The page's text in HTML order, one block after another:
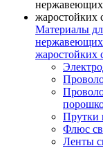
Материалы
жаростойких
Прутки
Флюс
Ленты